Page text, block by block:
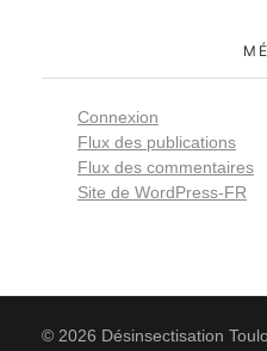
Connexion
Flux des publications
Flux des commentaires
Site de WordPress-FR
© 2026 Désinsectisation